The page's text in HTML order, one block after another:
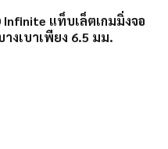
Infinite แท็บเล็ตเกมมิ่งจอ
งเบาเพียง 6.5 มม.